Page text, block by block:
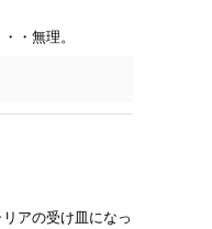
・無理。
アの受け皿になっ